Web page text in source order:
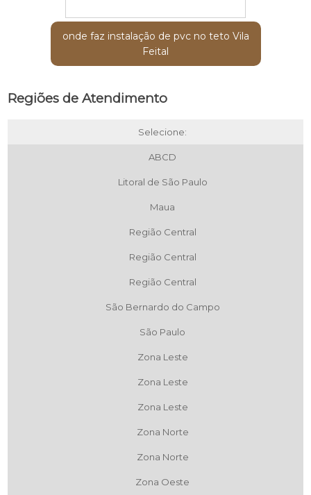
onde faz instalação de pvc no teto Vila
Feital
Regiões de Atendimento
Selecione:
ABCD
Litoral de São Paulo
Maua
Região Central
Região Central
Região Central
São Bernardo do Campo
São Paulo
Zona Leste
Zona Leste
Zona Leste
Zona Norte
Zona Norte
Zona Oeste